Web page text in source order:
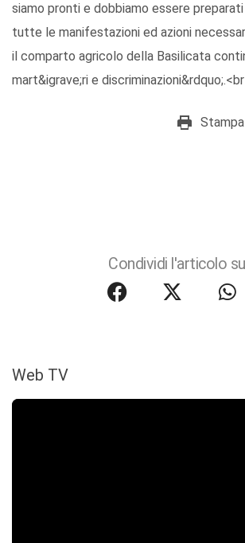
siamo pronti e dobbiamo essere
tutte le manifestazioni ed azioni
il comparto agricolo della Basilicata
mart&igrave;ri e
Condividi l'articolo
Web TV